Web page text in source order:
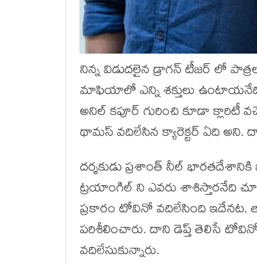
నిన్న విడుదలైన డ్రాగన్ టీజర్ లో
మాఫియాలో ఎన్ని శక్తులు ఉంటాయనేది
అనిల్ కపూర్ గురించి కూడా క్లారిటీ
థామస్ వదిలేసిన క్యారెక్టర్ ఏది అని.
దర్శకుడు ప్రశాంత్ నీల్
ట్రయాంగిల్ ని ఎవరు శాశిస్తారనేది
ప్రకారం టోవినో వదిలేసింది
పరిశీలించారు. దాని డెప్త్ తెలిసే టోవినో
వదిలేసుకున్నారు.